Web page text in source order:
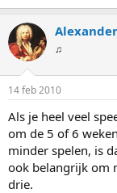
Alexander
♫
14 feb 2010
Als je heel veel
om de 5 of 6
minder spelen, is
ook belangrijk om
drie.